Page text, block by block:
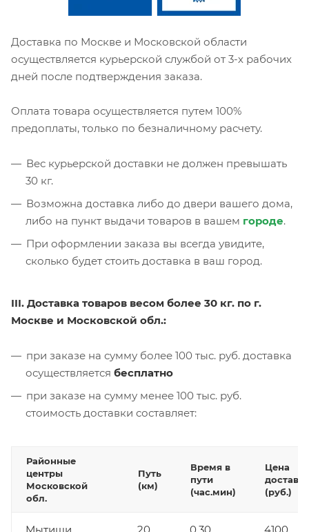
Доставка по Москве и Московской области
осуществляется курьерской службой от 3-х рабочих
дней после подтверждения заказа.
Оплата товара осуществляется путем 100%
предоплаты, только по безналичному расчету.
Вес курьерской доставки не должен превышать
30 кг.
Возможна доставка либо до двери вашего дома,
либо на пункт выдачи товаров в вашем городе.
При оформлении заказа вы всегда увидите,
сколько будет стоить доставка в ваш город.
III. Доставка товаров весом более 30 кг. по г.
Москве и Московской обл.:
при заказе на сумму более 100 тыс. руб. доставка
осуществляется бесплатно
при заказе на сумму менее 100 тыс. руб.
стоимость доставки составляет:
Районные
центры
Московской
обл.
Путь
(км)
Время в
пути
(час.мин)
Цена
(руб.)